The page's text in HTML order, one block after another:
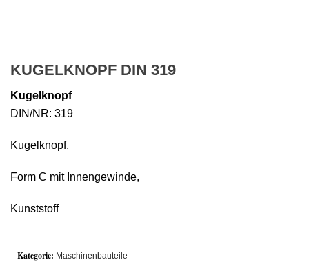
KUGELKNOPF DIN 319
Kugelknopf
DIN/NR: 319
Kugelknopf,
Form C mit Innengewinde,
Kunststoff
Kategorie: Maschinenbauteile